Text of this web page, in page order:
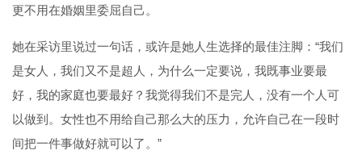
更不用在婚姻里委屈自己。
她在采访里说过一句话，或许是她人生选择的最佳注脚：“我们
是女人，我们又不是超人，为什么一定要说，我既事业要最
好，我的家庭也要最好？我觉得我们不是完人，没有一个人可
以做到。女性也不用给自己那么大的压力，允许自己在一段时
间把一件事做好就可以了。”